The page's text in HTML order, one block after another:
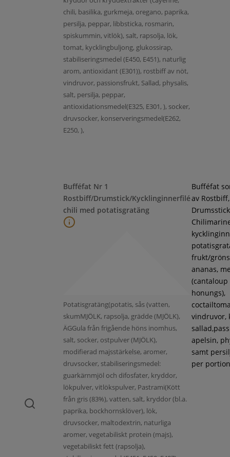
chili, basilika, gurkmeja, oregano, paprika,
persilja, peppar, libbsticka, rosmarin,
spiskummin, vitlök), salt, rapsolja, lök,
tomat, kycklingbuljong, glukossirap,
stabiliseringsmedel (E450, E451), naturlig
arom, antioxidant (E301)), rostbiff av nöt,
vindruvor, passionsfrukt, Sallad, physalis,
salt, persilja, peppar,
antioxidationsmedel(E325, E301, ), socker,
druvsocker, konserveringsmedel(E262,
E250, ),
Bufféfat Nr 1
Rostbiff/Drumstick/Kycklinginnerfilé
chili med potatisgratäng
Potatisgratäng(potatis, sås (vatten,
skumMJÖLK, rapsolja, grädde (MJÖLK),
ÄGGula från frigående höns inomhus,
salt, socker, ostpulver (MJÖLK),
modifierad majsstärkelse, aromer,
druvsocker, stabiliseringsmedel:
guarkärnmjöl och difosfater, kryddor,
lökpulver, vitlökspulver, Pastrami(Kött
från gris (83%), vatten, salt, kryddor (bl.a.
paprika, bockhornsklöver), lök,
druvsocker, maltodextrin, naturliga
aromer, vegetabiliskt protein (majs),
vegetabiliskt fett (rapsolja),
Bufféfat
av Rostbiff,
frukt/
ananas,
(cantaloup
honungs),
vindruvor,
apelsin,
samt
per